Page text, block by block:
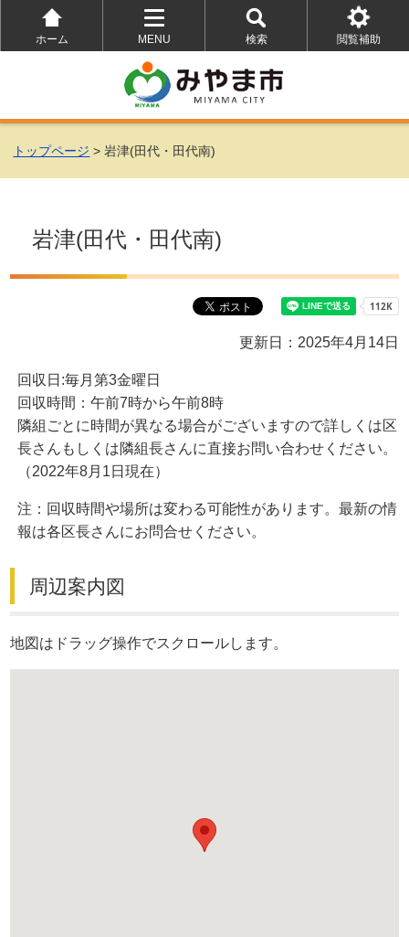
ホーム
MENU
を
開
く
検索
を
開
く
閲覧補助
を
トップページ > 岩津(田代・田代南)
岩津(田代・田代南)
更新日：2025年4月14日
回収日:毎月第3金曜日
回収時間：午前7時から午前8時
隣組ごとに時間が異なる場合がございますので詳しくは区
長さんもしくは隣組長さんに直接お問い合わせください。
（2022年8月1日現在）
注：回収時間や場所は変わる可能性があります。最新の情
報は各区長さんにお問合せください。
周辺案内図
地図はドラッグ操作でスクロールします。